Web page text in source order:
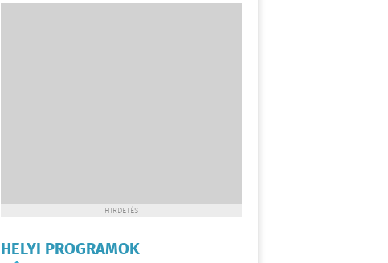
HIRDETÉS
HELYI PROGRAMOK